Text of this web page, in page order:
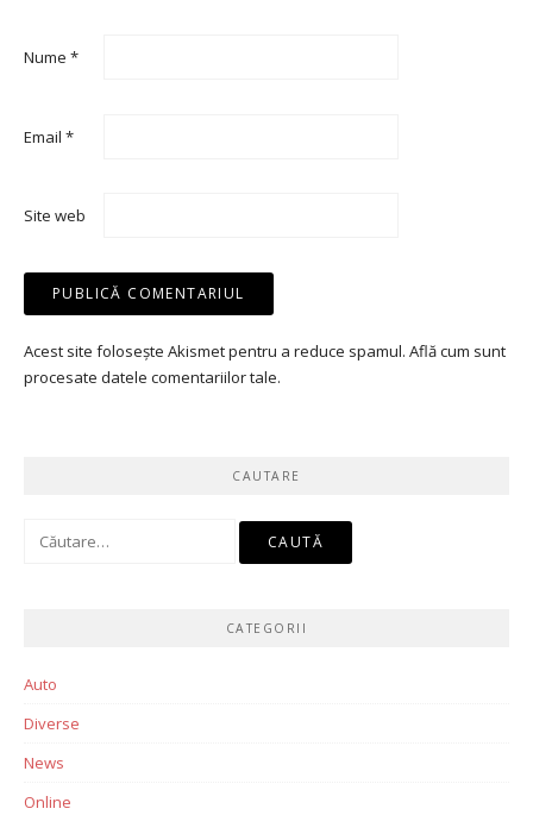
Nume *
Email *
Site web
Acest site folosește Akismet pentru a reduce spamul. Află cum sunt
procesate datele comentariilor tale.
CAUTARE
Caută
CATEGORII
Auto
Diverse
News
Online